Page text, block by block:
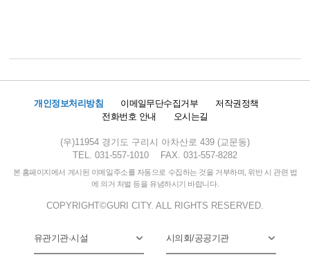
개인정보처리방침 이메일무단수집거부
저작권정책
전화번호 안내
오시는길
(우)11954 경기도 구리시 아차산로 439 (교문동)
TEL. 031-557-1010
FAX. 031-557-8282
본 홈페이지에서 게시된 이메일주소를 자동으로 수집하는 것을 거부하며, 위반 시 관련 법
에 의거 처벌 등을 유념하시기 바랍니다.
COPYRIGHT©GURI CITY. ALL RIGHTS RESERVED.
유관기관·시설 시의회/공공기관